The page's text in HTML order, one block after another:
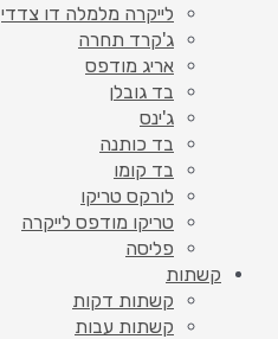
לייקרה מלמלה דו צדדי
ג'קרד תחרה
אריג מודפס
בד גובלן
ג'ינס
בד כותנה
בד קומו
לורקס טריקו
טריקו מודפס לייקרה
פליסה
קשתות
קשתות דקות
קשתות עבות